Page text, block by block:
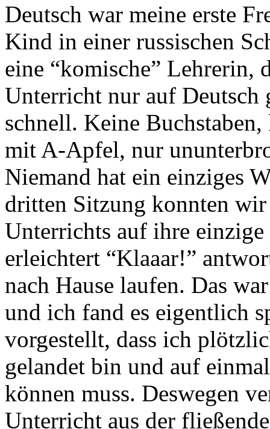
Deutsch war meine erste
Kind in einer russischen
eine “komische” Lehrerin,
Unterricht nur auf Deutsch
schnell. Keine
mit A-Apfel, nur
Niemand hat ein einziges
dritten Sitzung konnten wir
Unterrichts auf ihre
erleichtert “Klaaar!”
nach Hause laufen. Das
und ich fand es eigentlich
vorgestellt, dass ich
gelandet bin und auf
können muss. Deswegen
Unterricht aus der